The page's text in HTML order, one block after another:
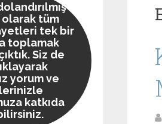
tüm
tek bir
toplamak
Siz de
yorum ve
katkıda